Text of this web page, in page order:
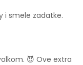
i smele zadatke.
😈 Ove extra